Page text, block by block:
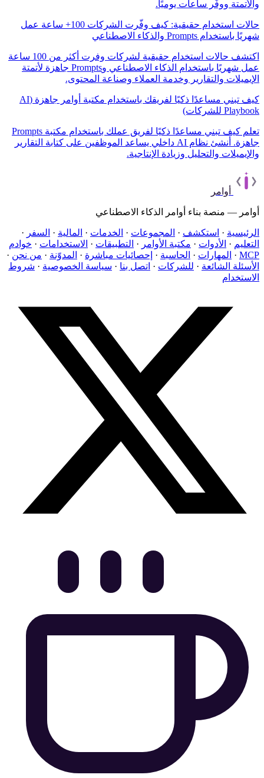
والأتمتة ووفّر ساعات يوميًا.
حالات استخدام حقيقية: كيف وفّرت الشركات 100+ ساعة عمل
شهريًا باستخدام Prompts والذكاء الاصطناعي
اكتشف حالات استخدام حقيقية لشركات وفرت أكثر من 100 ساعة
عمل شهريًا باستخدام الذكاء الاصطناعي وPrompts جاهزة لأتمتة
الإيميلات والتقارير وخدمة العملاء وصناعة المحتوى.
كيف تبني مساعدًا ذكيًا لفريقك باستخدام مكتبة أوامر جاهزة (AI
Playbook للشركات)
تعلم كيف تبني مساعدًا ذكيًا لفريق عملك باستخدام مكتبة Prompts
جاهزة. أنشئ نظام AI داخلي يساعد الموظفين على كتابة التقارير
والإيميلات والتحليل وزيادة الإنتاجية.
أوامر
أوامر — منصة بناء أوامر الذكاء الاصطناعي
الرئيسية · استكشف · المجموعات · الخدمات · المالية · السفر ·
التعليم · الأدوات · مكتبة الأوامر · التطبيقات · الاستخدامات · خوادم
MCP
· المهارات · الحاسبة · إحصائيات مباشرة · المدوّنة · من نحن ·
الأسئلة الشائعة · للشركات · اتصل بنا · سياسة الخصوصية · شروط
الاستخدام